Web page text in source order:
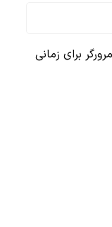
برای زمانی